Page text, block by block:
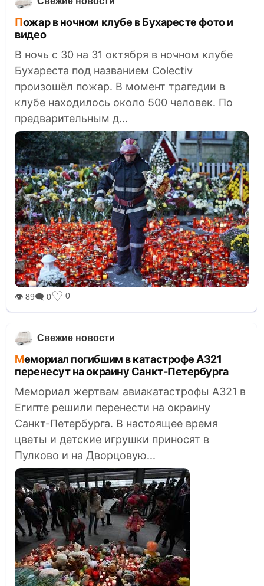
Пожар в ночном клубе в Бухаресте фото и
видео
В ночь с 30 на 31 октября в ночном клубе
Бухареста под названием Сolectiv
произошёл пожар. В момент трагедии в
клубе находилось около 500 человек. По
предварительным д...
👁 89🗨 0♡ 0
Свежие новости
Мемориал погибшим в катастрофе A321
перенесут на окраину Санкт-Петербурга
Мемориал жертвам авиакатастрофы А321 в
Египте решили перенести на окраину
Санкт-Петербурга. В настоящее время
цветы и детские игрушки приносят в
Пулково и на Дворцовую...